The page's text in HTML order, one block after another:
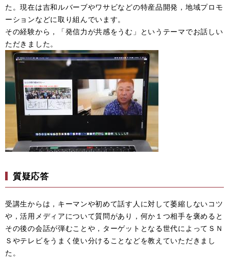
た。現在は吉和ルバーブやワサビなどの特産品開発，地域プロモ
ーションなどに取り組んでいます。
その経験から，「発信力が共感をうむ」というテーマでお話しい
ただきました。
質疑応答
受講生からは，キーマンや初めて話す人に対して萎縮しないコツ
や，活用メディアについて質問があり，何か１つ相手を褒めると
その後の会話が弾むことや，ターゲットとなる世代によってＳＮ
Ｓやテレビをうまく使い分けることなどを教えていただきまし
た。